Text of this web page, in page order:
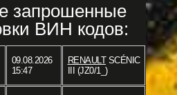
запрошенные
ВИН кодов:
09.08.2026
15:47
RENAULTSCÉNIC
III (JZ0/1_)